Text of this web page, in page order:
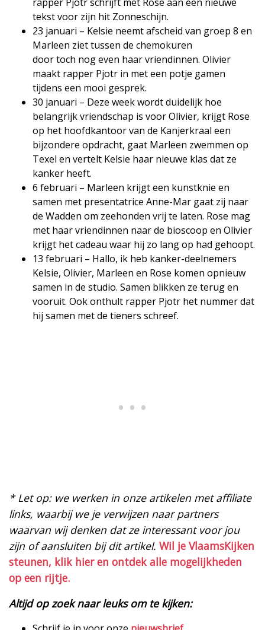
tekst voor zijn hit Zonneschijn.
23 januari – Kelsie neemt afscheid van groep 8 en
Marleen ziet tussen de chemokuren
door toch nog even haar vriendinnen. Olivier
maakt rapper Pjotr in met een potje gamen
tijdens een mooi gesprek.
30 januari – Deze week wordt duidelijk hoe
belangrijk vriendschap is voor Olivier, krijgt Rose
op het hoofdkantoor van de Kanjerkraal een
bijzondere opdracht, gaat Marleen zwemmen op
Texel en vertelt Kelsie haar nieuwe klas dat ze
kanker heeft.
6 februari – Marleen krijgt een kunstknie en
samen met presentatrice Anne-Mar gaat zij naar
de Wadden om zeehonden vrij te laten. Rose mag
met haar vriendinnen naar de bioscoop en Olivier
krijgt het cadeau waar hij zo lang op had gehoopt.
13 februari – Hallo, ik heb kanker-deelnemers
Kelsie, Olivier, Marleen en Rose komen opnieuw
samen in de studio. Samen blikken ze terug en
vooruit. Ook onthult rapper Pjotr het nummer dat
hij samen met de tieners schreef.
* Let op: we werken in onze artikelen met affiliate
links, waarbij we je verwijzen naar partners
waarvan wij denken dat ze interessant voor jou
zijn of aansluiten bij dit artikel. Wil je VlaamsKijken
steunen, klik hier en ontdek alle mogelijkheden
op een rijtje.
Altijd op zoek naar leuks om te kijken: